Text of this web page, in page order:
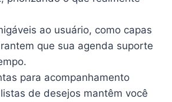
ao usuário, como capas
que sua agenda suporte
para acompanhamento
de desejos mantêm você